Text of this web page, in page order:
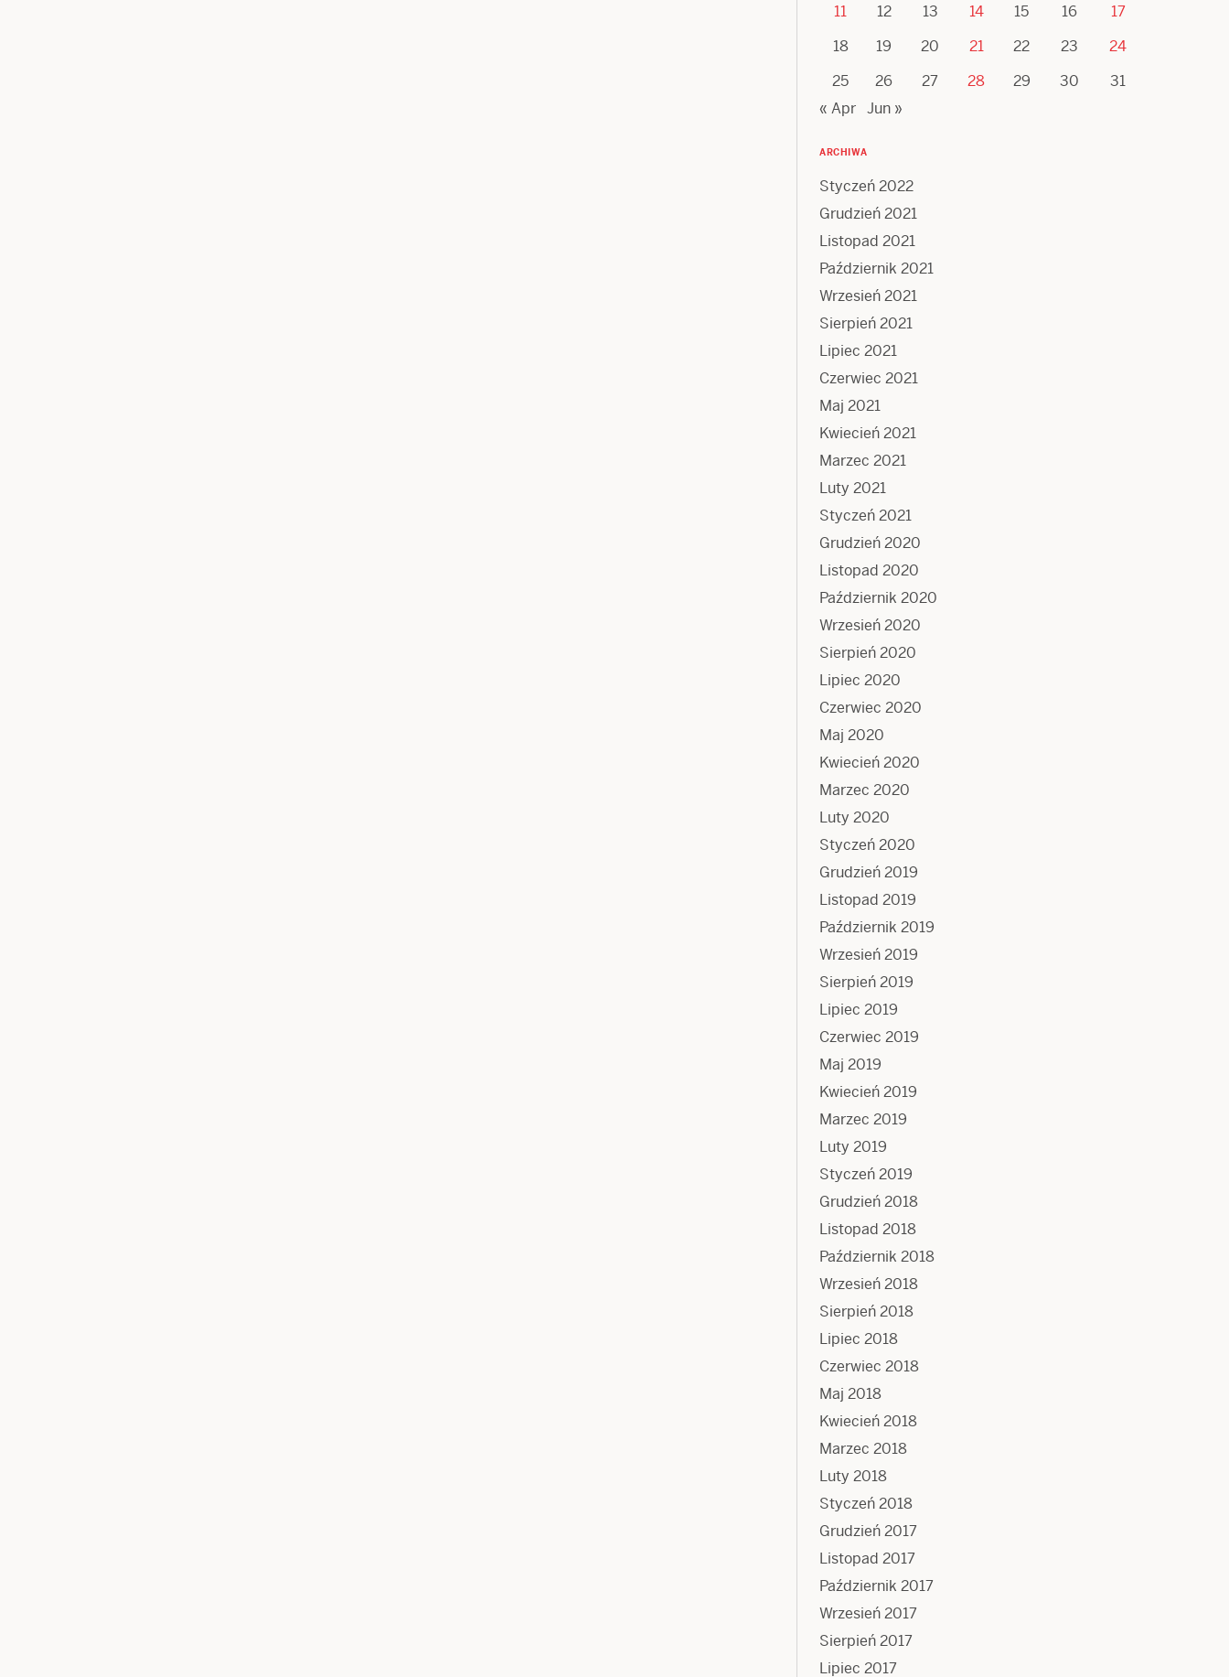
11
12 13 14 15 16
17
18
19 20 21 22 23
24
25
26 27 28 29 30
31
« Apr Jun »
ARCHIWA
Styczeń 2022
Grudzień 2021
Listopad 2021
Październik 2021
Wrzesień 2021
Sierpień 2021
Lipiec 2021
Czerwiec 2021
Maj 2021
Kwiecień 2021
Marzec 2021
Luty 2021
Styczeń 2021
Grudzień 2020
Listopad 2020
Październik 2020
Wrzesień 2020
Sierpień 2020
Lipiec 2020
Czerwiec 2020
Maj 2020
Kwiecień 2020
Marzec 2020
Luty 2020
Styczeń 2020
Grudzień 2019
Listopad 2019
Październik 2019
Wrzesień 2019
Sierpień 2019
Lipiec 2019
Czerwiec 2019
Maj 2019
Kwiecień 2019
Marzec 2019
Luty 2019
Styczeń 2019
Grudzień 2018
Listopad 2018
Październik 2018
Wrzesień 2018
Sierpień 2018
Lipiec 2018
Czerwiec 2018
Maj 2018
Kwiecień 2018
Marzec 2018
Luty 2018
Styczeń 2018
Grudzień 2017
Listopad 2017
Październik 2017
Wrzesień 2017
Sierpień 2017
Lipiec 2017